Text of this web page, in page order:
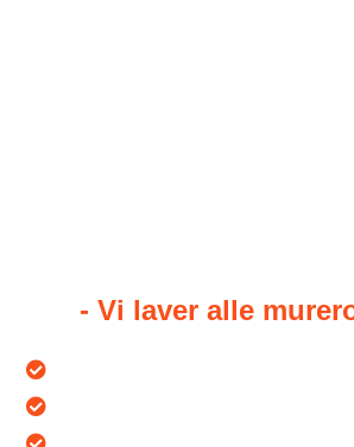
- Vi laver alle